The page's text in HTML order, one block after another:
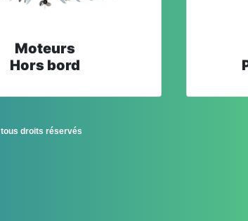
Moteurs
Hors bord
droits réservés